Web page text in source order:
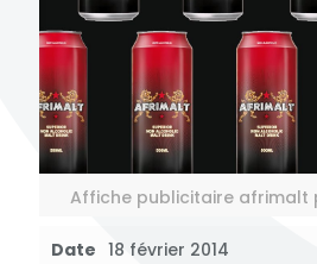
Affiche publicitaire afrimalt
Date 18 février 2014